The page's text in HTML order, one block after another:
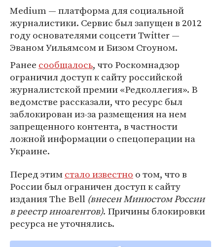
Medium — платформа для социальной
журналистики. Сервис был запущен в 2012
году основателями соцсети Twitter —
Эваном Уильямсом и Бизом Стоуном.
Ранее сообщалось, что Роскомнадзор
ограничил доступ к сайту российской
журналистской премии «Редколлегия». В
ведомстве рассказали, что ресурс был
заблокирован из-за размещения на нем
запрещенного контента, в частности
ложной информации о спецоперации на
Украине.
Перед этимстало известно о том, что в
России был ограничен доступ к сайту
издания The Bell (внесен Минюстом России
в реестр иноагентов). Причины блокировки
ресурса не уточнялись.